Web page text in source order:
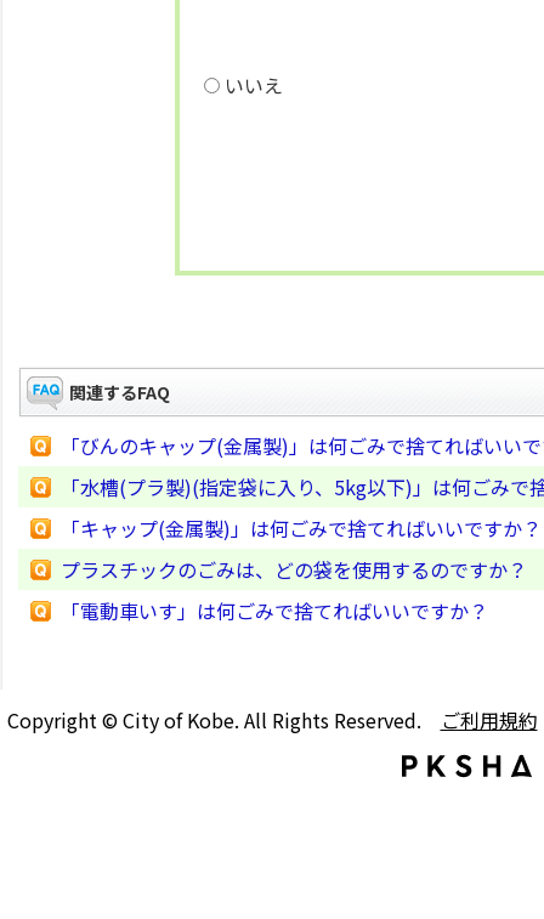
いいえ
関連するFAQ
「びんのキャップ(金属製)」は何ごみで捨てればいい
「水槽(プラ製)(指定袋に入り、5kg以下)」は何ごみで
「キャップ(金属製)」は何ごみで捨てればいいですか？
プラスチックのごみは、どの袋を使用するのですか？
「電動車いす」は何ごみで捨てればいいですか？
Copyright © City of Kobe. All Rights Reserved. ご利用規約